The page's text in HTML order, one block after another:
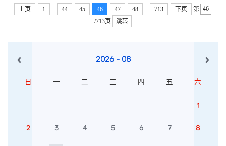
学院、中国人民大学法学院、中国政法大学法学院、北京航空航
天大学法学院、上海财经大学法学院、中南大学法学院、德国...
上页 1 ... 44 45 46 47 48 ... 713 下页
第
/713页
跳转
2026 - 08
日 一 二 三 四 五 六
1
2 3 4 5 6 7 8